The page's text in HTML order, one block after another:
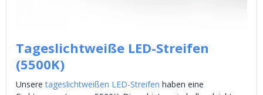
Tageslichtweiße LED-Streifen
(5500K)
Unseretageslichtweißen LED-Streifen haben eine